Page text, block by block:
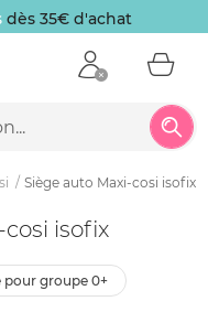
dès 35€ d'achat
Siège auto Maxi-cosi isofix
cosi isofix
pour groupe 0+